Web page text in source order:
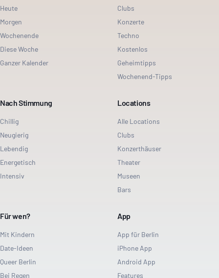
Heute
Morgen
Wochenende
Diese Woche
Ganzer Kalender
Clubs
Konzerte
Techno
Kostenlos
Geheimtipps
Wochenend-Tipps
Nach Stimmung
Chillig
Neugierig
Lebendig
Energetisch
Intensiv
Locations
Alle Locations
Clubs
Konzerthäuser
Theater
Museen
Bars
Für wen?
Mit Kindern
Date-Ideen
Queer Berlin
Bei Regen
App
App für Berlin
iPhone App
Android App
Features